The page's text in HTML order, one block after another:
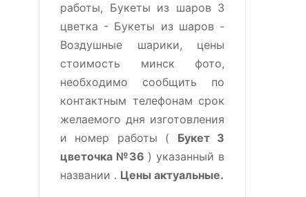
работы, Букеты из шаров 3
цветка - Букеты из шаров -
Воздушные шарики, цены
стоимость минск фото,
необходимо сообщить по
контактным телефонам срок
желаемого дня изготовления
и номер работы ( Букет 3
цветочка №36 ) указанный в
названии . Цены актуальные.